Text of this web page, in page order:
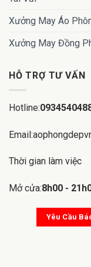
Xưởng May Áo
Xưởng May Đồng
HỖ TRỢ TƯ VẤN
Hotline:
Thời gian làm việc
Mở cửa:8h00 -
Yêu Cầu